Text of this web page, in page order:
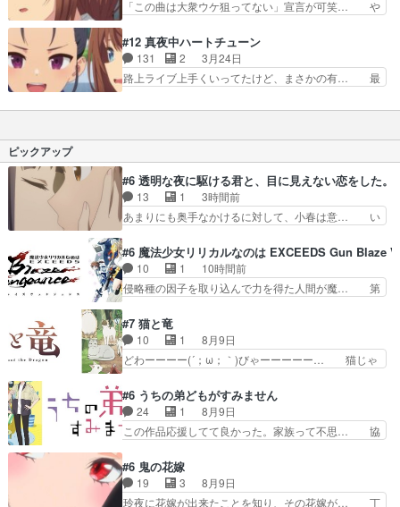
コツだけど素直で可愛いな…
っかり存在感を示すレモンちゃん… 怪しい作画に
端とした名前呼びムーヴが楽… しのぶと山吹の相
合傘まで導入されていよう… 後半に山吹がイコ達
に対し名前呼びをするよ…
「この曲は大衆ウケ狙ってない」宣言が可笑… や
がサボテン探してるオフのセリフ面白い…
「celestial」音楽を楽しんでる姿… 三日月の夜に
告白する六花ちゃんの想いと山… 本編23分40秒
六花さんの一挙手一投足全… 「少し目を離した隙
#12 真夜中ハートチューン
131 2
3月24日
路上ライブ上手くいってたけど、まさかの有… 最
ませていただきました！！マヨチ… 六花の演奏が
を挑発する山吹くんとアイコ… 2期へとそのまま
は最前列アイコちゃんの… 『六花さんの喜怒哀楽
って200種類あんね… 電車内でのライブの反省会
のシーンほんとに… 「夜凪」がめちゃ良過ぎてベ
ッドの上で泣き…
ピックアップ
#6 透明な夜に駆ける君と、目に見えない恋をした。
13 1
3時間前
あまりにも奥手なかけるに対して、小春は意… い
た、最高の神回。Ａパートは明らかに両… さら
に、もんじゃ店での小春を除く3人の楽… 軽くネ
タバレ読んだが、最終話までに何度が… パンツが
見えそで見えないけしからん描写か… なんだこの
ましいシチュエーションじゃあ… 第６話をU-
NEXTで視聴しました。視聴… 冗談だったはずの
事が冗談でなくなる瞬間。…
#6 魔法少女リリカルなのは EXCEEDS Gun Blaze
10 1
10時間前
侵略種の因子を取り込んで力を得た人間が魔… 第
物語の重要な前提部分なんだけど…… 悪党ながら
エイジくんとマナちゃん二人が出… 意外といい年
なんやねマナに常識は通じない… Aパートでは敵
キャラのマナとエイジの馴れ… エイジ：マナに歪
在を突きつける前半から… 魔人狩り一同が宿敵と
狙う魔人化薬の製造者… 快楽主義の女と自暴自棄
の男の組み合わせは…
#7 猫と竜
10 1
8月9日
どわーーーー(´；ω；｀)びゃーーーーー… 猫じゃ
んが久しぶりに森へ帰ってきた！！… おだやかに
ママにゃんが帰ってきた。この作… ママにゃんが
学校が休みになるので、久しぶ… ママニャン回で
キター！と喜んでたからの大… ママにゃん久しぶ
ッときた。今期で一番好… おかあちゃんっていい
もんだ。自分の全てを… ついにハイブチが出た！
毛色綺麗でかわいい…
#6 うちの弟どもがすみません
24 1
8月9日
この作品応援してて良かった。家族って不思… 協
んが外に出られなくなってたのはいじめ… RPG
シーンカッコいい！もう転生モノに変… ゲーム内
の柊くんカッコイイな～そして意外… あれからゲ
#6 鬼の花嫁
19 3
8月9日
玲夜に花嫁が出来たことを知り、その花嫁が… 丁